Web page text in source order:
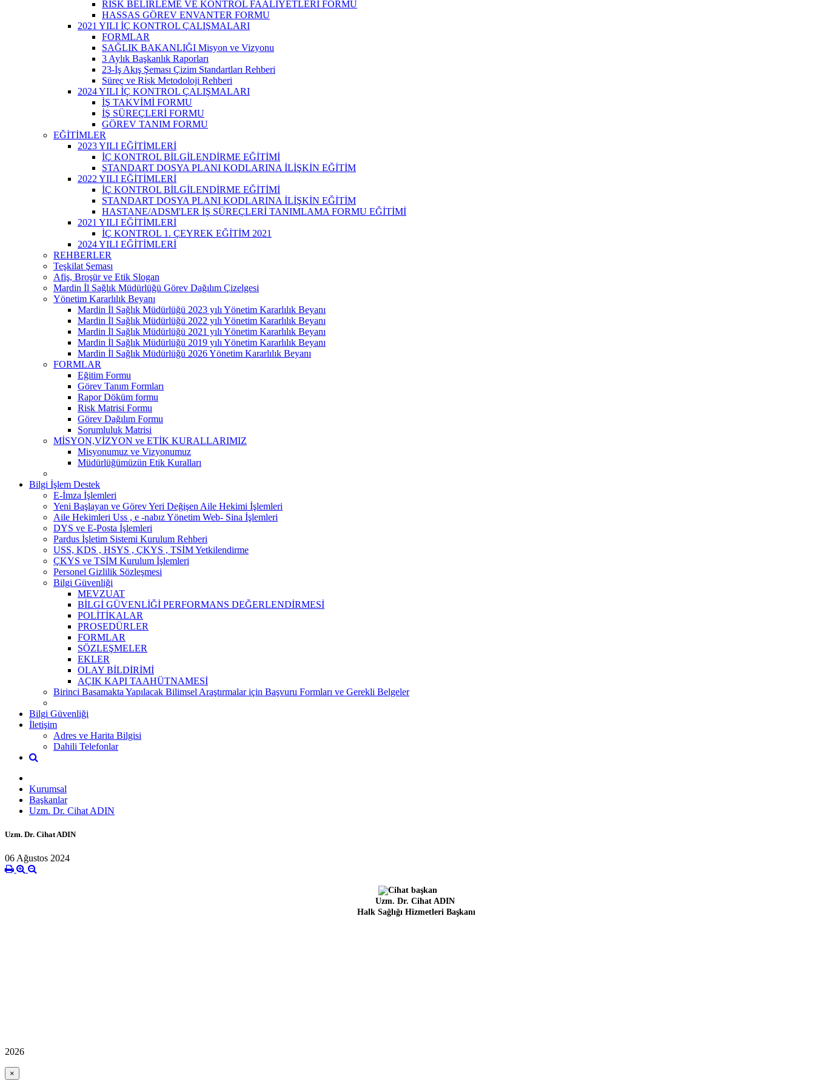
RİSK BELİRLEME VE KONTROL FAALİYETLERİ FORMU
HASSAS GÖREV ENVANTER FORMU
2021 YILI İÇ KONTROL ÇALIŞMALARI
FORMLAR
SAĞLIK BAKANLIĞI Misyon ve Vizyonu
3 Aylık Başkanlık Raporları
23-İş Akış Şeması Çizim Standartları Rehberi
Süreç ve Risk Metodoloji Rehberi
2024 YILI İÇ KONTROL ÇALIŞMALARI
İŞ TAKVİMİ FORMU
İŞ SÜREÇLERİ FORMU
GÖREV TANIM FORMU
EĞİTİMLER
2023 YILI EĞİTİMLERİ
İÇ KONTROL BİLGİLENDİRME EĞİTİMİ
STANDART DOSYA PLANI KODLARINA İLİŞKİN EĞİTİM
2022 YILI EĞİTİMLERİ
İÇ KONTROL BİLGİLENDİRME EĞİTİMİ
STANDART DOSYA PLANI KODLARINA İLİŞKİN EĞİTİM
HASTANE/ADSM'LER İŞ SÜREÇLERİ TANIMLAMA FORMU EĞİTİMİ
2021 YILI EĞİTİMLERİ
İÇ KONTROL 1. ÇEYREK EĞİTİM 2021
2024 YILI EĞİTİMLERİ
REHBERLER
Teşkilat Şeması
Afiş, Broşür ve Etik Slogan
Mardin İl Sağlık Müdürlüğü Görev Dağılım Çizelgesi
Yönetim Kararlılık Beyanı
Mardin İl Sağlık Müdürlüğü 2023 yılı Yönetim Kararlılık Beyanı
Mardin İl Sağlık Müdürlüğü 2022 yılı Yönetim Kararlılık Beyanı
Mardin İl Sağlık Müdürlüğü 2021 yılı Yönetim Kararlılık Beyanı
Mardin İl Sağlık Müdürlüğü 2019 yılı Yönetim Kararlılık Beyanı
Mardin İl Sağlık Müdürlüğü 2026 Yönetim Kararlılık Beyanı
FORMLAR
Eğitim Formu
Görev Tanım Formları
Rapor Döküm formu
Risk Matrisi Formu
Görev Dağılım Formu
Sorumluluk Matrisi
MİSYON,VİZYON ve ETİK KURALLARIMIZ
Misyonumuz ve Vizyonumuz
Müdürlüğümüzün Etik Kuralları
Bilgi İşlem Destek
E-İmza İşlemleri
Yeni Başlayan ve Görev Yeri Değişen Aile Hekimi İşlemleri
Aile Hekimleri Uss , e -nabız Yönetim Web- Sina İşlemleri
DYS ve E-Posta İşlemleri
Pardus İşletim Sistemi Kurulum Rehberi
USS, KDS , HSYS , ÇKYS , TSİM Yetkilendirme
ÇKYS ve TSİM Kurulum İşlemleri
Personel Gizlilik Sözleşmesi
Bilgi Güvenliği
MEVZUAT
BİLGİ GÜVENLİĞİ PERFORMANS DEĞERLENDİRMESİ
POLİTİKALAR
PROSEDÜRLER
FORMLAR
SÖZLEŞMELER
EKLER
OLAY BİLDİRİMİ
AÇIK KAPI TAAHÜTNAMESİ
Birinci Basamakta Yapılacak Bilimsel Araştırmalar için Başvuru Formları ve Gerekli Belgeler
Bilgi Güvenliği
İletişim
Adres ve Harita Bilgisi
Dahili Telefonlar
Kurumsal
Başkanlar
Uzm. Dr. Cihat ADIN
Uzm. Dr. Cihat ADIN
06 Ağustos 2024
Uzm. Dr. Cihat ADIN
Halk Sağlığı Hizmetleri Başkanı
2026
×